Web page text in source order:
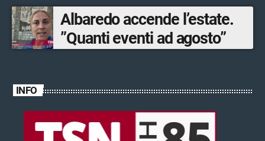
Albaredo accende l’estate.
”Quanti eventi ad agosto”
INFO